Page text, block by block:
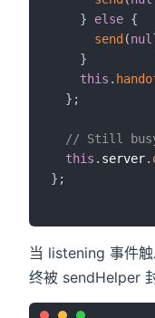
}
else {
send (
}
this .
} ;
// Still
this . server.
} ;
当 listening 事件
终被 sendHelper